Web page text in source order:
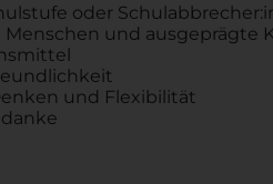
oder
und ausgeprägte
und Flexibilität